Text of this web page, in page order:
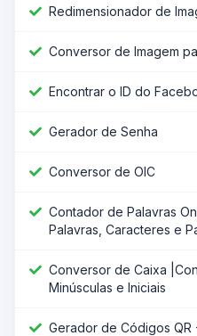
Redimensionador de
Conversor de Imagem
Encontrar o ID do
Gerador de Senha
Conversor de OIC
Contador de Palavras
Palavras, Caracteres e
Conversor de Caixa
Minúsculas e Iniciais
Gerador de Códigos QR